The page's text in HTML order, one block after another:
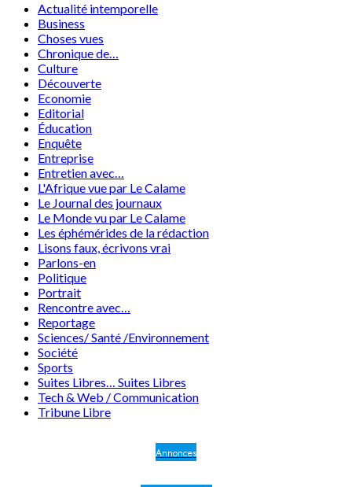
Actualité intemporelle
Business
Choses vues
Chronique de…
Culture
Découverte
Economie
Editorial
Éducation
Enquête
Entreprise
Entretien avec…
L'Afrique vue par Le Calame
Le Journal des journaux
Le Monde vu par Le Calame
Les éphémérides de la rédaction
Lisons faux, écrivons vrai
Parlons-en
Politique
Portrait
Rencontre avec…
Reportage
Sciences/ Santé /Environnement
Société
Sports
Suites Libres… Suites Libres
Tech & Web / Communication
Tribune Libre
Annonces